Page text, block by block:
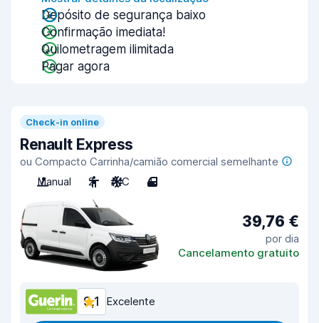
Depósito de segurança baixo
Confirmação imediata!
Quilometragem ilimitada
Pagar agora
Check-in online
Renault Express
ou Compacto Carrinha/camião comercial semelhante
Manual
2 A/C 4
39,76 €
por dia
Cancelamento gratuito
9,1 Excelente